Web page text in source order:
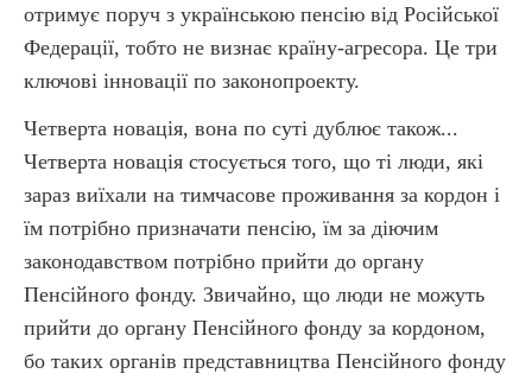
отримує поруч з українською пенсію від Російської
Федерації, тобто не визнає країну-агресора. Це три
ключові інновації по законопроекту.
Четверта новація, вона по суті дублює також...
Четверта новація стосується того, що ті люди, які
зараз виїхали на тимчасове проживання за кордон і
їм потрібно призначати пенсію, їм за діючим
законодавством потрібно прийти до органу
Пенсійного фонду. Звичайно, що люди не можуть
прийти до органу Пенсійного фонду за кордоном,
бо таких органів представництва Пенсійного фонду